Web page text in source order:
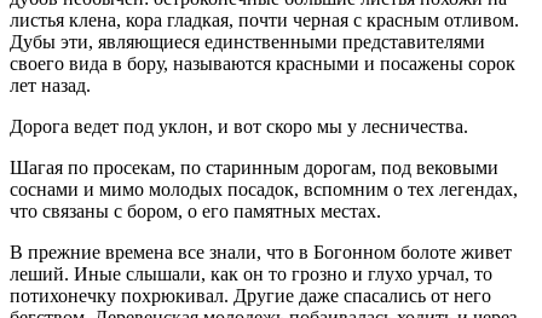
листья клена, кора гладкая, почти черная с красным отливом.
Дубы эти, являющиеся единственными представителями
своего вида в бору, называются красными и посажены сорок
лет назад.
Дорога ведет под уклон, и вот скоро мы у лесничества.
Шагая по просекам, по старинным дорогам, под вековыми
соснами и мимо молодых посадок, вспомним о тех легендах,
что связаны с бором, о его памятных местах.
В прежние времена все знали, что в Богонном болоте живет
леший. Иные слышали, как он то грозно и глухо урчал, то
потихонечку похрюкивал. Другие даже спасались от него